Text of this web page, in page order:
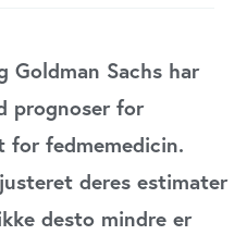
Goldman Sachs har
prognoser for
for fedmemedicin.
deres estimater
desto mindre er